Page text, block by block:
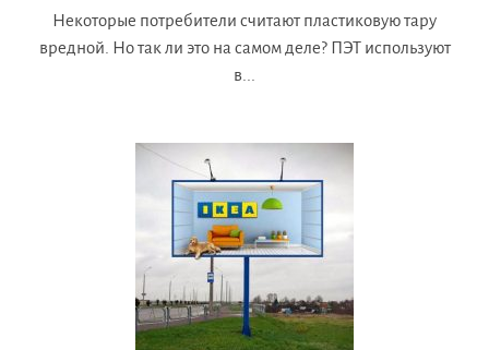
Некоторые потребители считают пластиковую тару
вредной. Но так ли это на самом деле? ПЭТ используют
в...